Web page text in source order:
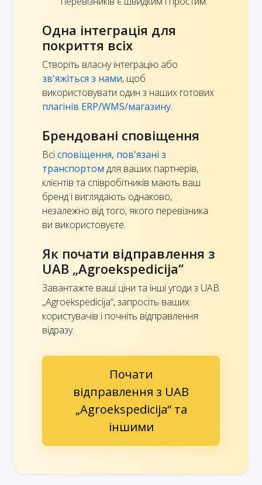
Одна інтеграція для
покриття всіх
Створіть власну інтеграцію або
зв'яжіться з нами, щоб
використовувати один з наших готових
плагінів ERP/WMS/магазину.
Брендовані сповіщення
Всісповіщення, пов'язані з
транспортом для ваших партнерів,
клієнтів та співробітників мають ваш
бренд і виглядають однаково,
незалежно від того, якого перевізника
ви використовуєте.
Як почати відправлення з
UAB „Agroekspedicija“
Завантажте ваші ціни та інші угоди з UAB
„Agroekspedicija“, запросіть ваших
користувачів і почніть відправлення
відразу.
Почати
відправлення з UAB
„Agroekspedicija“ та
іншими